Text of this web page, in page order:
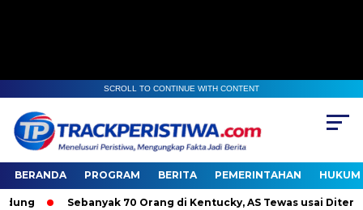
SCROLL TO CONTINUE WITH CONTENT
BERANDA PROGRAM BERITA PEMERINTAHAN HUKUM
Sebanyak 70 Orang di Kentucky, AS Tewas usai